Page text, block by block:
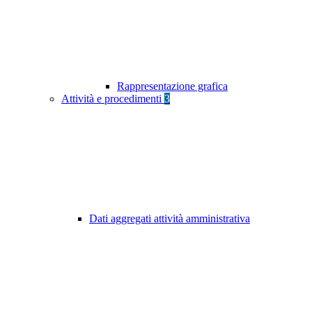
Rappresentazione grafica
Attività e procedimenti 3
Dati aggregati attività amministrativa